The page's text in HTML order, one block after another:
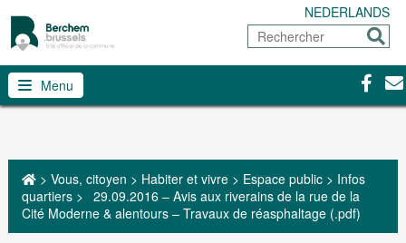
NEDERLANDS
Rechercher
Menu
> Vous, citoyen > Habiter et vivre> Espace public> Infos
quartiers> 29.09.2016 – Avis aux riverains de la rue de la
Cité Moderne & alentours – Travaux de réasphaltage (.pdf)